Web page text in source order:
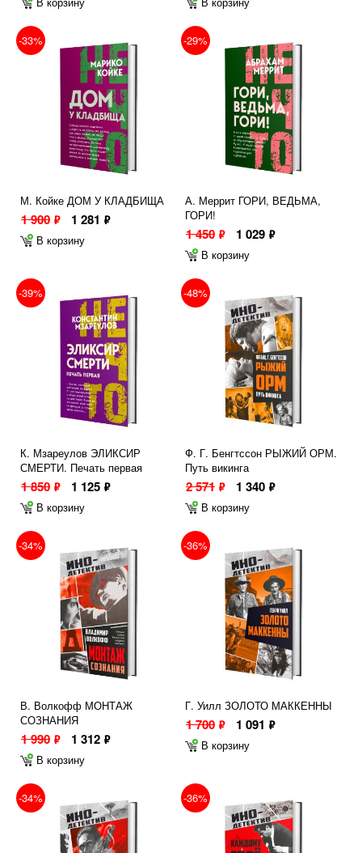
-33%
М. Койке ДОМ У КЛАДБИЩА
1 900 ф 1 281 ф
В корзину
-29%
А. Меррит ГОРИ, ВЕДЬМА,
ГОРИ!
1 450 ф 1 029 ф
В корзину
-39%
К. Мзареулов ЭЛИКСИР
СМЕРТИ. Печать первая
1 850 ф 1 125 ф
В корзину
-48%
Ф. Г. Бенгтссон РЫЖИЙ ОРМ.
Путь викинга
2 571 ф 1 340 ф
В корзину
-34%
В. Волкофф МОНТАЖ
СОЗНАНИЯ
1 990 ф 1 312 ф
В корзину
-36%
Г. Уилл ЗОЛОТО МАККЕННЫ
1 700 ф 1 091 ф
В корзину
-34% -36%